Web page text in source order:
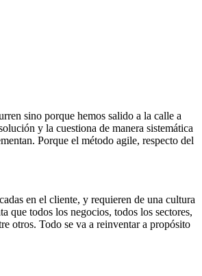
sino porque hemos salido a la calle a
y la cuestiona de manera sistemática
Porque el método agile, respecto del
en el cliente, y requieren de una cultura
que todos los negocios, todos los sectores,
otros. Todo se va a reinventar a propósito